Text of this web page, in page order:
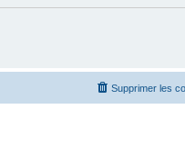
Supprimer les